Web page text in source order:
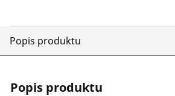
Popis produktu
Popis produktu